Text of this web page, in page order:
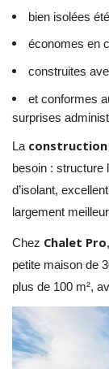
bien isolées
économes en
construites
et conformes
surprises
La construction
besoin : structure
d’isolant,
largement
Chez Chalet Pro
petite maison de
plus de 100 m²,